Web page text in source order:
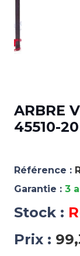
ARBRE
45510-20
Référence :
Garantie : 3
Stock :
Prix :